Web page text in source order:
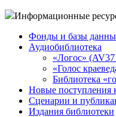
Информационные
Фонды и базы
Аудиобиблиотека
«Логос»
«Голос
Библиотека
Новые поступления
Сценарии и
Издания библиотеки